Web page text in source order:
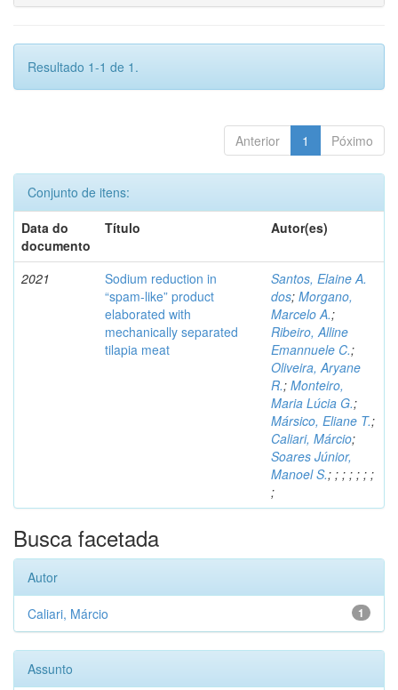
Resultado 1-1 de 1.
Anterior 1 Póximo
Conjunto de itens:
Data do
documento
Título Autor(es)
2021
Sodium reduction in
“spam-like” product
elaborated with
mechanically separated
tilapia meat
Santos, Elaine A.
dos; Morgano,
Marcelo A.;
Ribeiro, Alline
Emannuele C.;
Oliveira, Aryane
R.; Monteiro,
Maria Lúcia G.;
Mársico, Eliane T.;
Caliari, Márcio;
Soares Júnior,
Manoel S.; ; ; ; ; ; ;
;
Busca facetada
Autor
1
Caliari, Márcio
Assunto